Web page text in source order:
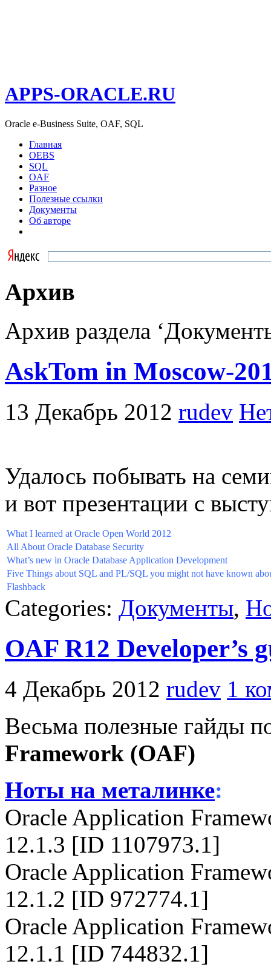
APPS-ORACLE.RU
Oracle e-Business Suite, OAF, SQL
Главная
OEBS
SQL
OAF
Разное
Полезные ссылки
Документы
Об авторе
Архив
Архив раздела
AskTom in Moscow-
13 Декабрь 2012 rudev
Удалось побывать на
и вот презентации с
What I learned at Oracle Open World 2012
All About Oracle Database Security
What’s new in Oracle Database Application Development
Five Things about SQL and PL/SQL you might not have known
Flashback
Categories: Документы,
OAF R12 Developer’s
4 Декабрь 2012 rudev 1
Весьма полезные гайды
Framework (OAF)
Ноты на металинке:
Oracle Application
12.1.3 [ID 1107973.1]
Oracle Application
12.1.2 [ID 972774.1]
Oracle Application
12.1.1 [ID 744832.1]